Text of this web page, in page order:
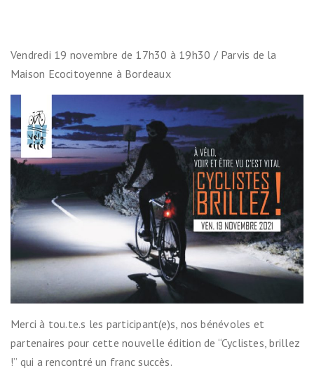
Vendredi 19 novembre de 17h30 à 19h30 / Parvis de la
Maison Ecocitoyenne à Bordeaux
Merci à tou.te.s les participant(e)s, nos bénévoles et
partenaires pour cette nouvelle édition de “Cyclistes, brillez
!” qui a rencontré un franc succès.